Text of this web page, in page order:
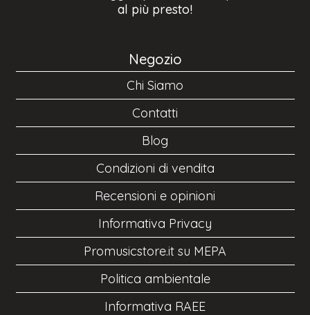
al più presto!
Negozio
Chi Siamo
Contatti
Blog
Condizioni di vendita
Recensioni e opinioni
Informativa Privacy
Promusicstore.it su MEPA
Politica ambientale
Informativa RAEE